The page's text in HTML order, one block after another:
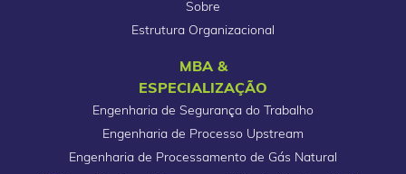
Sobre
Estrutura Organizacional
MBA &
ESPECIALIZAÇÃO
Engenharia de Segurança do Trabalho
Engenharia de Processo Upstream
Engenharia de Processamento de Gás Natural